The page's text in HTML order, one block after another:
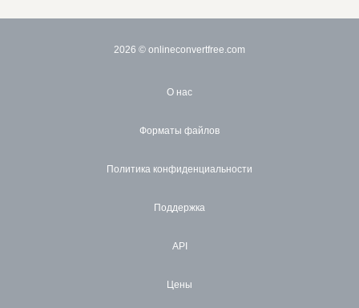
2026 © onlineconvertfree.com
О нас
Форматы файлов
Политика конфиденциальности
Поддержка
API
Цены